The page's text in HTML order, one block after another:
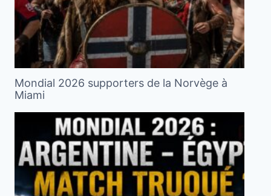
Mondial 2026 supporters de la Norvège à
Miami